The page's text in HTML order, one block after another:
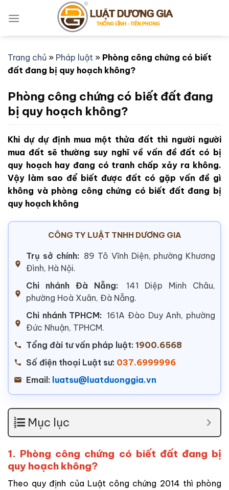
qua
Trang chủ » Pháp luật » Phòng công chứng có biết
đất đang bị quy hoạch không?
Phòng công chứng có biết đất đang
bị quy hoạch không?
Khi dự dự định mua một thửa đất thì người người
mua đất sẽ thường suy nghĩ về vấn đề đất có bị
quy hoạch hay đang có tranh chấp xảy ra không.
Vậy làm sao để biết được đất có gặp vấn đề gì
không và phòng công chứng có biết đất đang bị
quy hoạch không
CÔNG TY LUẬT TNHH DƯƠNG GIA
Trụ sở chính: 89 Tô Vĩnh Diện, phường Khương
Đình, Hà Nội.
Chi nhánh Đà Nẵng:
141 Diệp Minh Châu,
phường Hoà Xuân, Đà Nẵng.
Chi nhánh TPHCM: 161A Đào Duy Anh, phường
Đức Nhuận, TPHCM.
Tổng đài tư vấn pháp luật: 1900.6568
Số điện thoại Luật sư: 037.6999996
Email: luatsu@luatduonggia.vn
Mục lục
1. Phòng công chứng có biết đất đang bị
quy hoạch không?
Theo quy định của Luật công chứng 2014 thì phòng